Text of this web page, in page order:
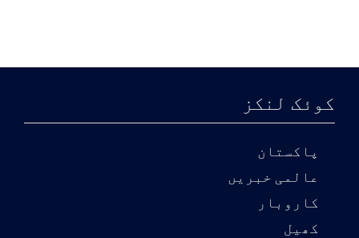
کوئک لنکز
پاکستان
عالمی خبریں
کاروبار
کھیل